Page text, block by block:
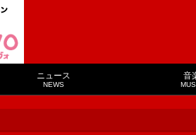
ニュース
NEWS
音